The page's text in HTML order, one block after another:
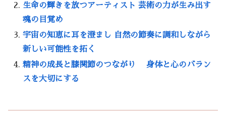
生命の輝きを放つアーティスト 芸術の力が生み出す
魂の目覚め
宇宙の知恵に耳を澄まし 自然の節奏に調和しながら
新しい可能性を拓く
精神の成長と膝関節のつながり 身体と心のバラン
スを大切にする